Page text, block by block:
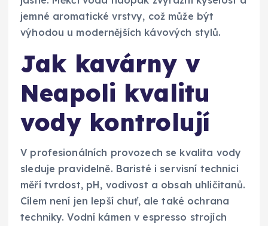
jemné aromatické vrstvy, což může být
výhodou u modernějších kávových stylů.
Jak kavárny v
Neapoli kvalitu
vody kontrolují
V profesionálních provozech se kvalita vody
sleduje pravidelně. Baristé i servisní technici
měří tvrdost, pH, vodivost a obsah uhličitanů.
Cílem není jen lepší chuť, ale také ochrana
techniky. Vodní kámen v espresso strojích